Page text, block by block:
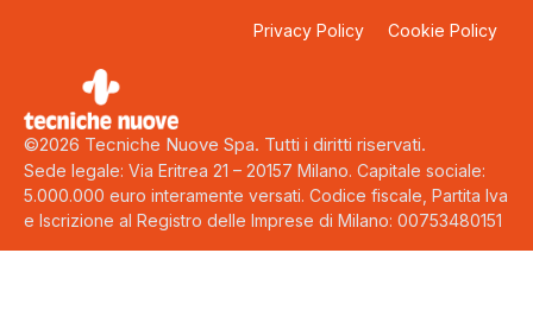
Privacy Policy Cookie Policy
©2026 Tecniche Nuove Spa. Tutti i diritti riservati.
Sede legale: Via Eritrea 21 – 20157 Milano. Capitale sociale:
5.000.000 euro interamente versati. Codice fiscale, Partita Iva
e Iscrizione al Registro delle Imprese di Milano: 00753480151